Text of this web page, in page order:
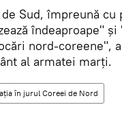
Sud, împreună cu
îndeaproape"
nord-coreene",
al armatei marți.
în jurul Coreei de Nord